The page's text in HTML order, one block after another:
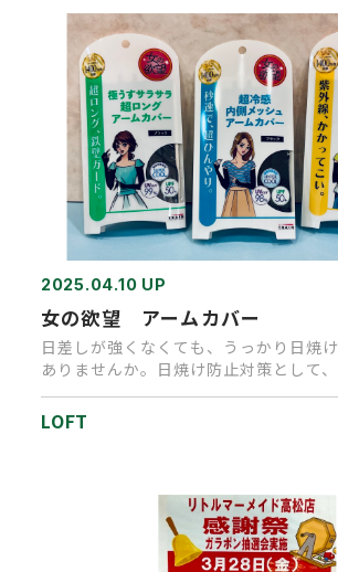
2025.04.10 UP
女の欲望 アームカバー
日差しが強くなくても、うっかり日焼
ありませんか。日焼け防止対策として
いかがでしょうか。接触…
LOFT